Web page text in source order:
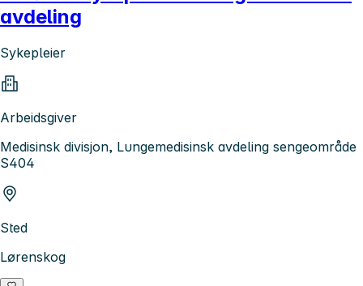
avdeling
Sykepleier
Arbeidsgiver
Medisinsk divisjon, Lungemedisinsk avdeling sengeområde
S404
Sted
Lørenskog